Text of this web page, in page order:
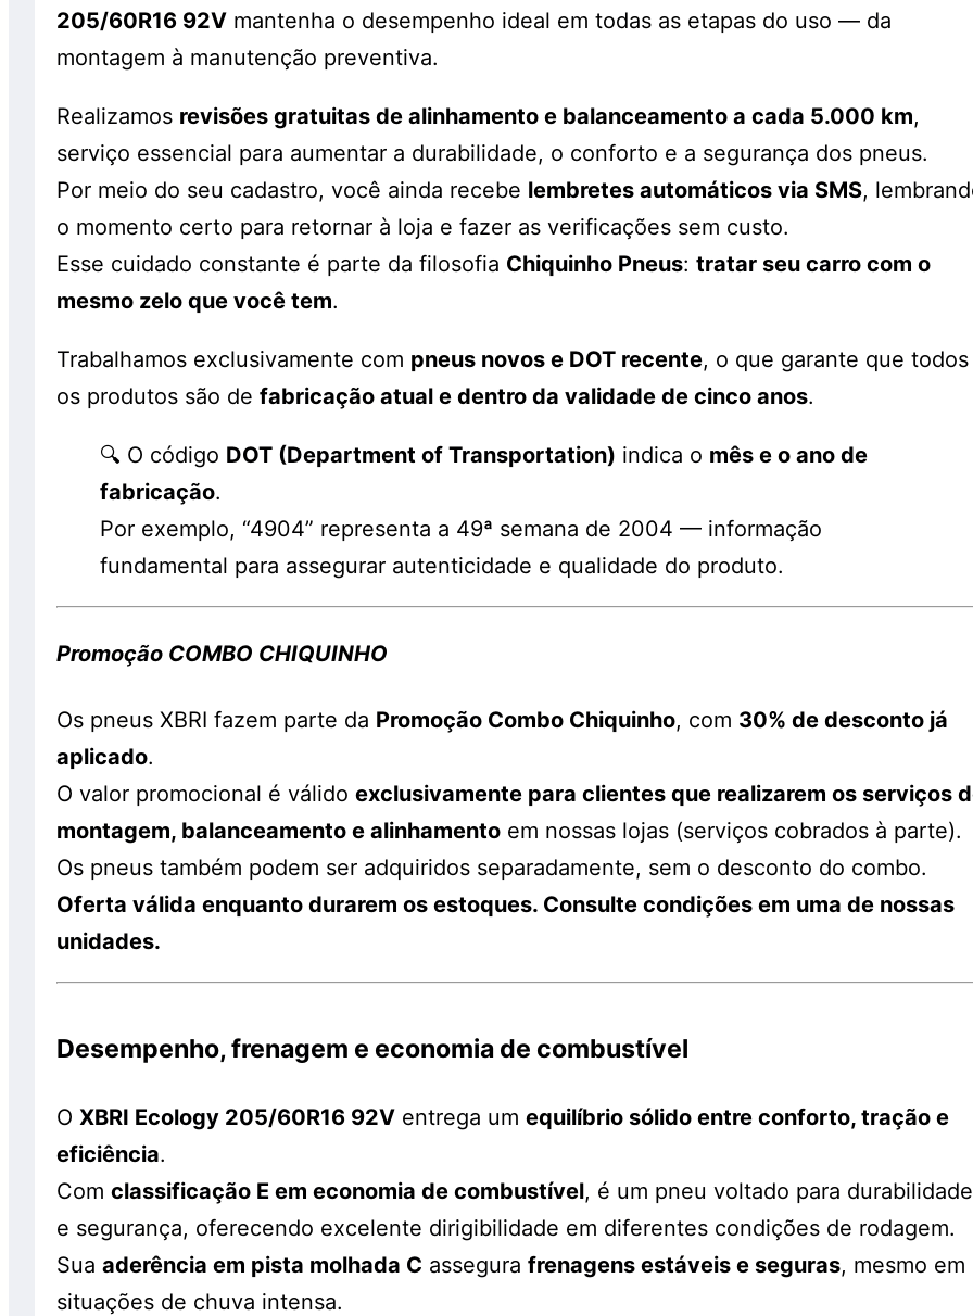
205/60R16 92V mantenha o desempenho ideal em todas as etapas do uso — da
montagem à manutenção preventiva.
Realizamos revisões gratuitas de alinhamento e balanceamento a cada 5.000 km,
serviço essencial para aumentar a durabilidade, o conforto e a segurança dos pneus.
Por meio do seu cadastro, você ainda recebe lembretes automáticos via SMS,
o momento certo para retornar à loja e fazer as verificações sem custo.
Esse cuidado constante é parte da filosofia Chiquinho Pneus: tratar seu carro com o
mesmo zelo que você tem.
Trabalhamos exclusivamente com pneus novos e DOT recente, o que garante que todos
os produtos são de fabricação atual e dentro da validade de cinco anos.
🔍 O código DOT (Department of Transportation) indica o mês e o ano de
fabricação.
Por exemplo, “4904” representa a 49ª semana de 2004 — informação
fundamental para assegurar autenticidade e qualidade do produto.
Promoção COMBO CHIQUINHO
Os pneus XBRI fazem parte da Promoção Combo Chiquinho, com 30% de desconto já
aplicado.
O valor promocional é válido exclusivamente para clientes que realizarem os serviços
montagem, balanceamento e alinhamento em nossas lojas (serviços cobrados à parte).
Os pneus também podem ser adquiridos separadamente, sem o desconto do combo.
Oferta válida enquanto durarem os estoques. Consulte condições em uma de nossas
unidades.
Desempenho, frenagem e economia de combustível
O XBRI Ecology 205/60R16 92V entrega um equilíbrio sólido entre conforto, tração e
eficiência.
Com classificação E em economia de combustível, é um pneu voltado para durabilidade
e segurança, oferecendo excelente dirigibilidade em diferentes condições de rodagem.
Sua aderência em pista molhada C assegura frenagens estáveis e seguras, mesmo em
situações de chuva intensa.